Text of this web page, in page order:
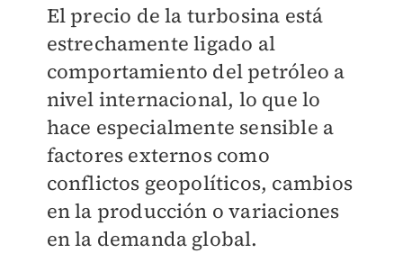
El precio de la turbosina está
estrechamente ligado al
comportamiento del petróleo a
nivel internacional, lo que lo
hace especialmente sensible a
factores externos como
conflictos geopolíticos, cambios
en la producción o variaciones
en la demanda global.